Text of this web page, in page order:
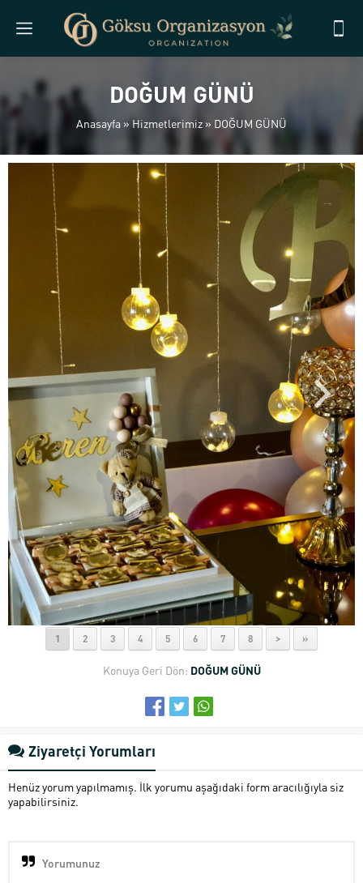
DOĞUM GÜNÜ
Anasayfa »Hizmetlerimiz » DOĞUM GÜNÜ
1 2 3 4 5 6 7 8 > »
Konuya Geri Dön: DOĞUM GÜNÜ
Ziyaretçi Yorumları
Henüz yorum yapılmamış. İlk yorumu aşağıdaki form aracılığıyla siz
yapabilirsiniz.